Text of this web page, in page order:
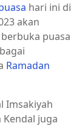
hari ini di
akan
puasa
Ramadan
Imsakiyah
juga